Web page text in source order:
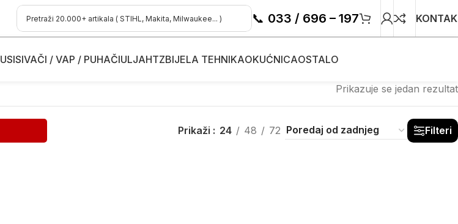
📞 033 / 696 – 197
USISIVAČI / VAP / PUHAČIULJAHTZBIJELA TEHNIKAOKUĆNICAOSTALO
Prikazuje se jedan rezultat
Prikaži 24 48 72 Filteri